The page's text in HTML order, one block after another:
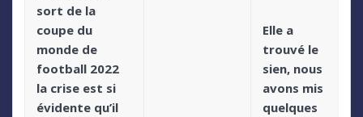
sort de la
coupe du
monde de
football 2022
la crise est si
évidente qu’il
Elle a
trouvé le
sien, nous
avons mis
quelques